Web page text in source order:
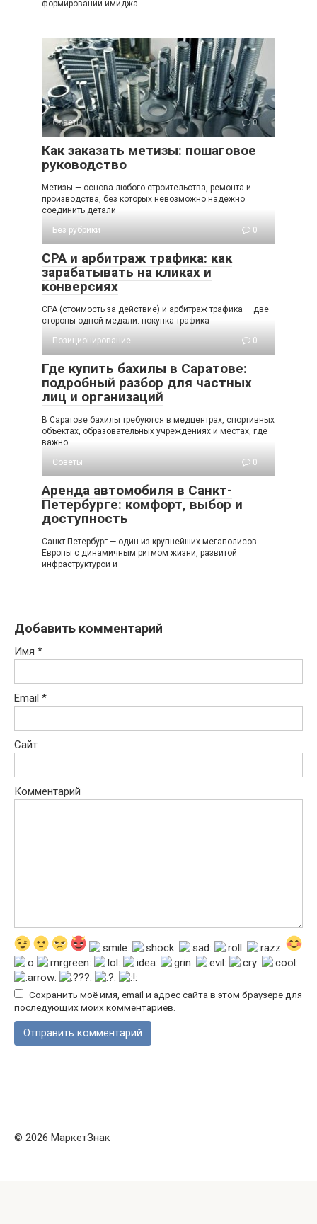
формировании имиджа
Советы 0
Как заказать метизы: пошаговое
руководство
Метизы — основа любого строительства, ремонта и
производства, без которых невозможно надежно
соединить детали
Без рубрики
0
СРА и арбитраж трафика: как
зарабатывать на кликах и
конверсиях
СРА (стоимость за действие) и арбитраж трафика — две
стороны одной медали: покупка трафика
Позиционирование
0
Где купить бахилы в Саратове:
подробный разбор для частных
лиц и организаций
В Саратοве бахилы требуются в медцентрах, спортивных
объектах, образовательных учреждениях и местах, где
важно
Советы
0
Аренда автомобиля в Санкт-
Петербурге: комфорт, выбор и
доступность
Санкт-Петербург — один из крупнейших мегаполисов
Европы с динамичным ритмом жизни, развитой
инфраструктурой и
Добавить комментарий
Имя *
Email *
Сайт
Комментарий
Сохранить моё имя, email и адрес сайта в этом браузере для
последующих моих комментариев.
© 2026 МаркетЗнак